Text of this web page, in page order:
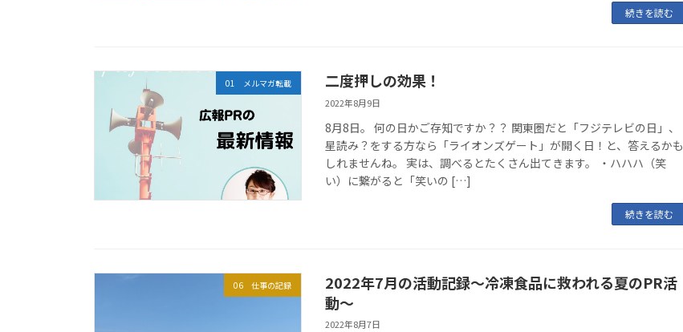
続きを読む
01 メルマガ転載 二度押しの効果！
2022年8月9日
8月8日。 何の日かご存知ですか？？ 関東圏だと「フジテレビの日」、
星読み？をする方なら「ライオンズゲート」が開く日！と、答えるかも
しれませんね。 実は、調べるとたくさん出てきます。 ・ハハハ（笑
い）に繋がると「笑いの […]
続きを読む
06 仕事の記録
2022年7月の活動記録～冷凍食品に救われる夏のPR活
動～
2022年8月7日